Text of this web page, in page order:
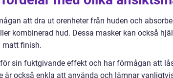
att dra ut orenheter från huden och
kombinerad hud. Dessa masker kan också
matt finish.
sin fuktgivande effekt och har förmågan att
är också enkla att använda och lämnar